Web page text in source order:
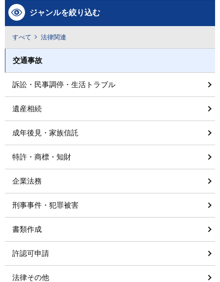
ジャンルを絞り込む
すべて 法律関連
交通事故
訴訟・民事調停・生活トラブル
遺産相続
成年後見・家族信託
特許・商標・知財
企業法務
刑事事件・犯罪被害
書類作成
許認可申請
法律その他